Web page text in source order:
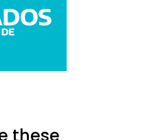
these